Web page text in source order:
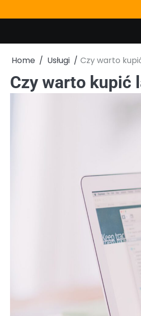
to
Home Usługi Czy warto
Czy warto kupić